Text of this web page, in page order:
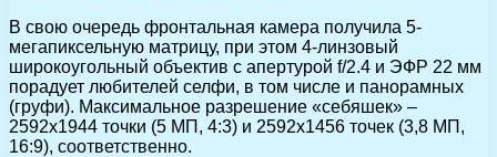
В свою очередь фронтальная камера получила 5-
мегапиксельную матрицу, при этом 4-линзовый
широкоугольный объектив с апертурой f/2.4 и ЭФР 22 мм
порадует любителей селфи, в том числе и панорамных
(груфи). Максимальное разрешение «себяшек» –
2592х1944 точки (5 МП, 4:3) и 2592х1456 точек (3,8 МП,
16:9), соответственно.